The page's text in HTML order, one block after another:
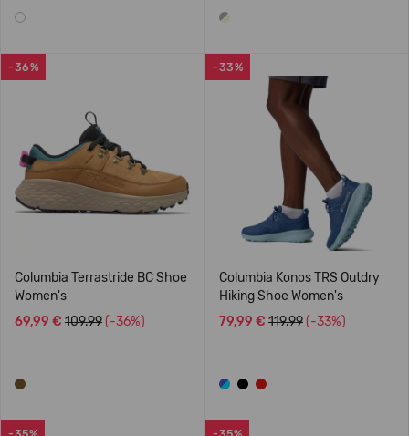
-36%
Columbia Terrastride BC Shoe
Women's
69,99 € 109.99 (-36%)
-33%
Columbia Konos TRS Outdry
Hiking Shoe Women's
79,99 € 119.99 (-33%)